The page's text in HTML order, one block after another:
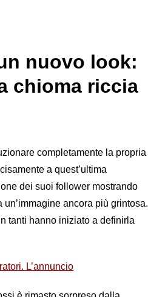
nuovo look:
chioma riccia
completamente la propria
a quest’ultima
dei suoi follower mostrando
ancora più grintosa.
tanti hanno iniziato a definirla
L’annuncio